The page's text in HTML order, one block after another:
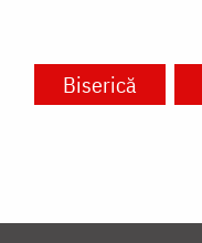
Biserică